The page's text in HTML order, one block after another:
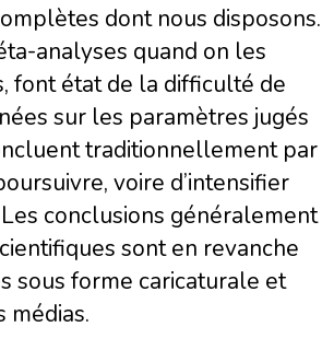
dont nous disposons.
analyses quand on les
font état de la difficulté de
sur les paramètres jugés
traditionnellement par
voire d’intensifier
conclusions généralement
sont en revanche
sous forme caricaturale et
médias.